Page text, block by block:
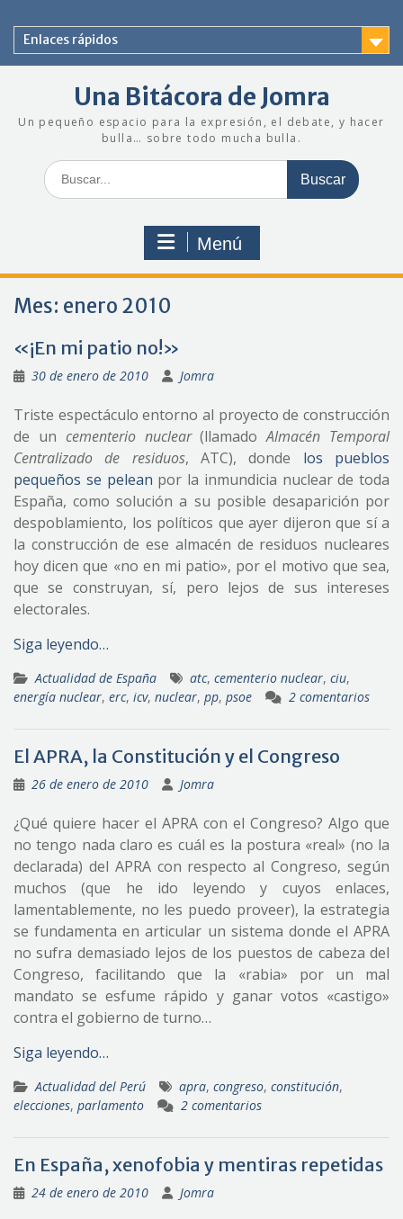
contenido
Enlaces rápidos
Una Bitácora de Jomra
Un pequeño espacio para la expresión, el debate, y hacer
bulla… sobre todo mucha bulla.
Buscar:
Menú
Mes: enero 2010
«¡En mi patio no!»
30 de enero de 2010 Jomra
Triste espectáculo entorno al proyecto de construcción
de un cementerio nuclear(llamadoAlmacén Temporal
Centralizado de residuos, ATC), donde los pueblos
pequeños se pelean por la inmundicia nuclear de toda
España, como solución a su posible desaparición por
despoblamiento, los políticos que ayer dijeron que sí a
la construcción de ese almacén de residuos nucleares
hoy dicen que «no en mi patio», por el motivo que sea,
que se construyan, sí, pero lejos de sus intereses
electorales.
Siga leyendo…
Actualidad de España atc, cementerio nuclear, ciu,
energía nuclear, erc, icv, nuclear, pp, psoe 2 comentarios
El APRA, la Constitución y el Congreso
26 de enero de 2010 Jomra
¿Qué quiere hacer el APRA con el Congreso? Algo que
no tengo nada claro es cuál es la postura «real» (no la
declarada) del APRA con respecto al Congreso, según
muchos (que he ido leyendo y cuyos enlaces,
lamentablemente, no les puedo proveer), la estrategia
se fundamenta en articular un sistema donde el APRA
no sufra demasiado lejos de los puestos de cabeza del
Congreso, facilitando que la «rabia» por un mal
mandato se esfume rápido y ganar votos «castigo»
contra el gobierno de turno…
Siga leyendo…
Actualidad del Perú apra, congreso, constitución,
elecciones, parlamento 2 comentarios
En España, xenofobia y mentiras repetidas
24 de enero de 2010 Jomra